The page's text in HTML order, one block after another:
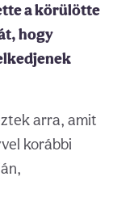
a körülötte
hogy
arra, amit
korábbi